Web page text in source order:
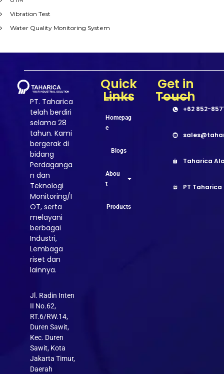
Vibration Test
Water Quality Monitoring System
PT. Taharica
telah berdiri
selama 28
tahun. Kami
bergerak di
bidang
Perdaganga
n dan
Teknologi
Monitoring/I
OT, serta
melayani
berbagai
Industri,
Lembaga
riset dan
lainnya.
Jl. Radin Inten
II No.62,
RT.6/RW.14,
Duren Sawit,
Kec. Duren
Sawit, Kota
Jakarta Timur,
Daerah
Quick
Links
Homepag
e
Blogs
Abou
t
Products
Get in
Touch
+62 852-
Taharica
PT Taharica